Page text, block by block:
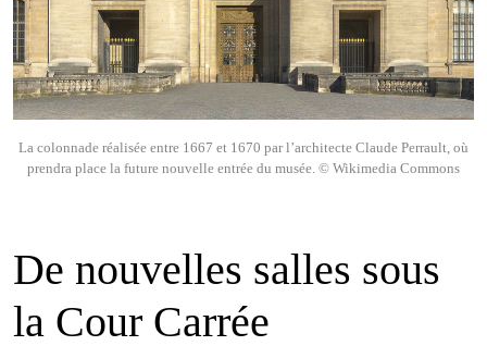
La colonnade réalisée entre 1667 et 1670 par l’architecte Claude Perrault, où
prendra place la future nouvelle entrée du musée. © Wikimedia Commons
De nouvelles salles sous
la Cour Carrée